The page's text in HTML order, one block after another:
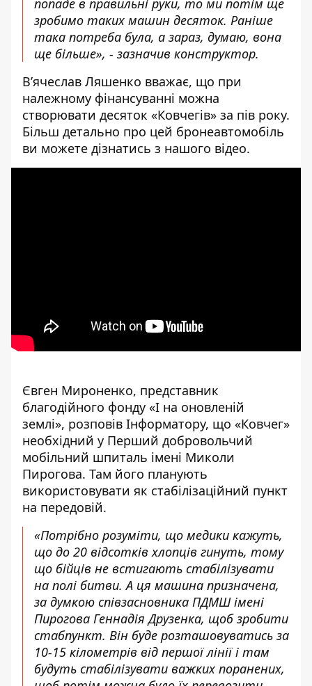
попаде в правильні руки, то ми потім ще
зробимо таких машин десяток. Раніше
така потреба була, а зараз, думаю, вона
ще більше», - зазначив конструктор.
В’ячеслав Ляшенко вважає, що при
належному фінансуванні можна
створювати десяток «Ковчегів» за пів року.
Більш детально про цей бронеавтомобіль
ви можете дізнатись з нашого відео.
Євген Мироненко, представник
благодійного фонду «І на оновленій
землі», розповів Інформатору, що «Ковчег»
необхідний у Перший добровольчий
мобільний шпиталь імені Миколи
Пирогова. Там його планують
використовувати як стабілізаційний пункт
на передовій.
«Потрібно розуміти, що медики кажуть,
що до 20 відсотків хлопців гинуть, тому
що бійців не встигають стабілізувати
на полі битви. А ця машина призначена,
за думкою співзасновника ПДМШ імені
Пирогова Геннадія Друзенка, щоб зробити
стабпункт. Він буде розташовуватись за
10-15 кілометрів від першої лінії і там
будуть стабілізувати важких поранених,